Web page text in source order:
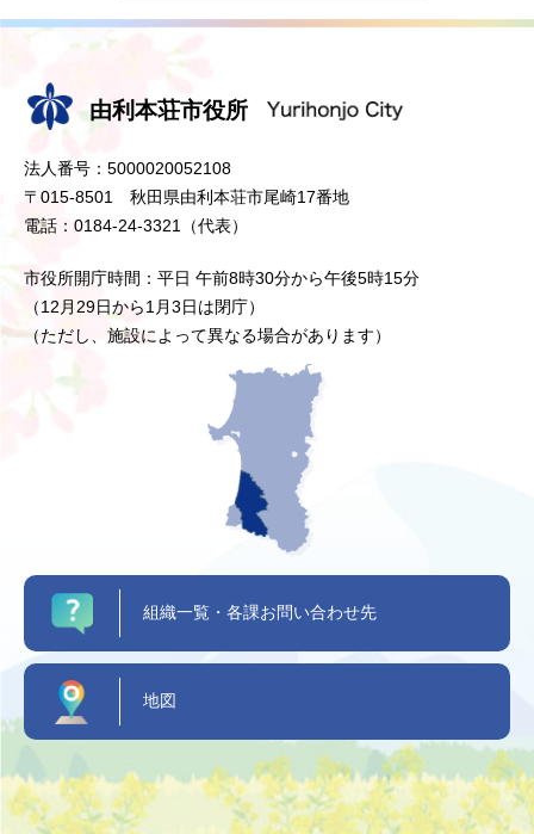
由利本荘市役所
法人番号：5000020052108
〒015-8501 秋田県由利本荘市尾崎17番地
電話：0184-24-3321（代表）
市役所開庁時間：平日 午前8時30分から午後5時15分
（12月29日から1月3日は閉庁）
（ただし、施設によって異なる場合があります）
組織一覧・各課お問い合わせ先
地図